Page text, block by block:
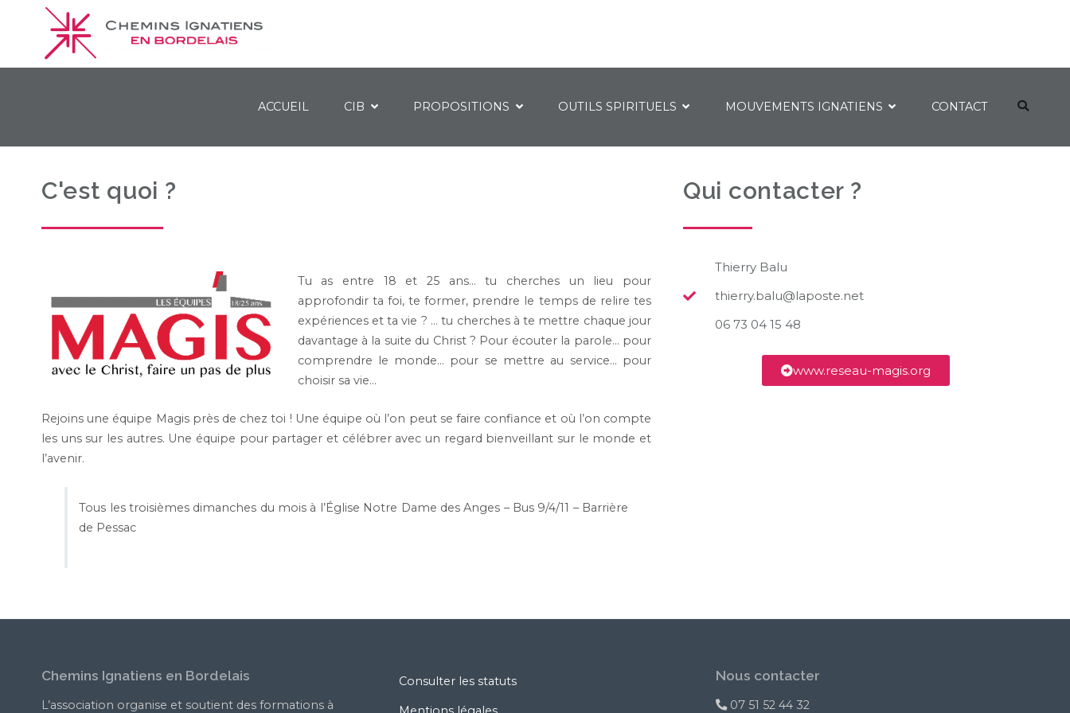
ACCUEIL CIB PROPOSITIONS OUTILS SPIRITUELS MOUVEMENTS IGNATIENS CONTACT
C'est quoi ?
Tu as entre 18 et 25 ans… tu cherches un lieu pour
approfondir ta foi, te former, prendre le temps de relire tes
expériences et ta vie ? … tu cherches à te mettre chaque jour
davantage à la suite du Christ ? Pour écouter la parole… pour
comprendre le monde… pour se mettre au service… pour
choisir sa vie…
Rejoins une équipe Magis près de chez toi ! Une équipe où l’on peut se faire confiance et où l’on compte
les uns sur les autres. Une équipe pour partager et célébrer avec un regard bienveillant sur le monde et
l’avenir.
Tous les troisièmes dimanches du mois à l’Église Notre Dame des Anges – Bus 9/4/11 – Barrière
de Pessac
Qui contacter ?
Thierry Balu
thierry.balu@laposte.net
06 73 04 15 48
www.reseau-magis.org
Chemins Ignatiens en Bordelais
L’association organise et soutient des formations à
Consulter les statuts Nous contacter
07 51 52 44 32